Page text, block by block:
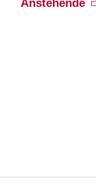
Anstehende